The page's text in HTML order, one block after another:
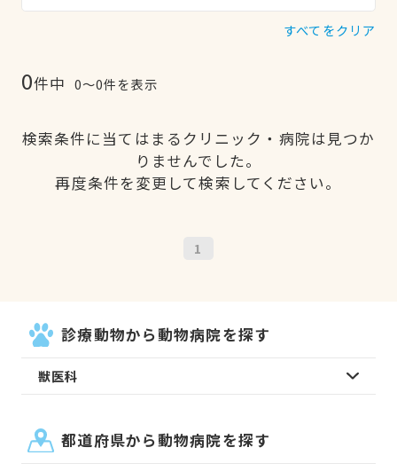
すべてをクリア
0件中 0〜0件を表示
検索条件に当てはまるクリニック・病院は見つか
りませんでした。
再度条件を変更して検索してください。
1
診療動物から動物病院を探す
獣医科
都道府県から動物病院を探す